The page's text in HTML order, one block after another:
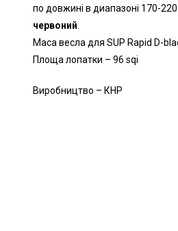
по довжині в диапазоні 170-
червоний
Маса весла для SUP Rapid D-
Площа лопатки – 96 sqi
Виробництво – КНР